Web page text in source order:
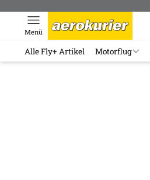
Menü
Alle Fly+ Artikel Motorflug